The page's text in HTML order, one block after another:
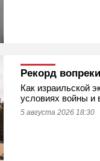
Рекорд
Как израильской
условиях войны и
5 августа 2026 18:30